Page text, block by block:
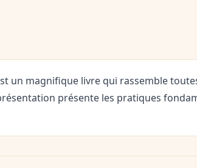
un magnifique livre qui rassemble
présente les pratiques